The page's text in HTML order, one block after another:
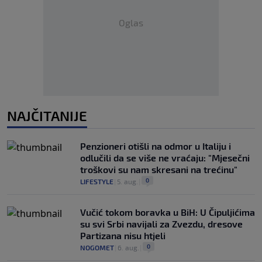
Oglas
NAJČITANIJE
Penzioneri otišli na odmor u Italiju i
odlučili da se više ne vraćaju: "Mjesečni
troškovi su nam skresani na trećinu"
LIFESTYLE 5. aug. 0
Vučić tokom boravka u BiH: U Čipuljićima
su svi Srbi navijali za Zvezdu, dresove
Partizana nisu htjeli
NOGOMET 6. aug. 0